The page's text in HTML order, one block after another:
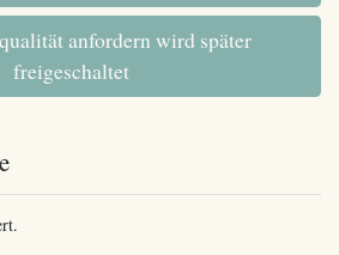
anfordern wird später
freigeschaltet